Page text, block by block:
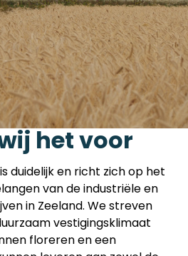
het voor
duidelijk en richt zich op het
van de industriële en
in Zeeland. We streven
vestigingsklimaat
floreren en een